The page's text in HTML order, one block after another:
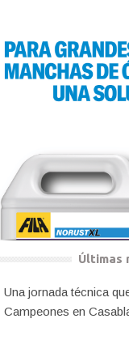
Últimas
Una jornada técnica
Campeones en